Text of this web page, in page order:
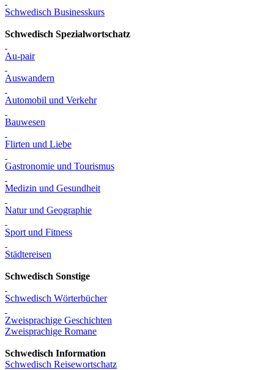
Schwedisch Businesskurs
Schwedisch Spezialwortschatz
Au-pair
Auswandern
Automobil und Verkehr
Bauwesen
Flirten und Liebe
Gastronomie und Tourismus
Medizin und Gesundheit
Natur und Geographie
Sport und Fitness
Städtereisen
Schwedisch Sonstige
Schwedisch Wörterbücher
Zweisprachige Geschichten
Zweisprachige Romane
Schwedisch Information
Schwedisch Reisewortschatz